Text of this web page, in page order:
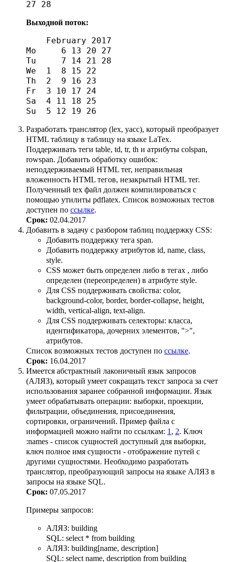
Выходной поток:
    February 2017
Mo     6 13 20 27
Tu     7 14 21 28
We  1  8 15 22
Th  2  9 16 23
Fr  3 10 17 24
Sa  4 11 18 25
Разработать транслятор (lex, yacc), который преобразует
HTML таблицу в таблицу на языке LaTex.
Поддерживать теги table, td, tr, th и атрибуты colspan,
rowspan. Добавить обработку ошибок:
неподдерживаемый HTML тег, неправильная
вложенность HTML тегов, незакрытый HTML тег.
Полученный tex файл должен компилироваться с
помощью утилиты pdflatex. Список возможных тестов
доступен по ссылке.
Срок: 02.04.2017
Добавить в задачу с разбором таблиц поддержку CSS:
Добавить поддержку тега span.
Добавить поддержку атрибутов id, name, class,
style.
CSS может быть определен либо в тегах , либо
определен (переопределен) в атрибуте style.
Для CSS поддерживать свойства: color,
background-color, border, border-collapse, height,
width, vertical-align, text-align.
Для CSS поддерживать селекторы: класса,
идентификатора, дочерних элементов, ">",
атрибутов.
Список возможных тестов доступен по ссылке.
Срок: 16.04.2017
Имеется абстрактный лаконичный язык запросов
(АЛЯЗ), который умеет сокращать текст запроса за счет
использования заранее собранной информации. Язык
умеет обрабатывать операции: выборки, проекции,
фильтрации, объединения, присоединения,
сортировки, ограничений. Пример файла с
информацией можно найти по ссылкам: 1, 2. Ключ
:names - список сущностей доступный для выборки,
ключ полное имя сущности - отображение путей с
другими сущностями. Необходимо разработать
транслятор, преобразующий запросы на языке АЛЯЗ в
запросы на языке SQL.
Срок: 07.05.2017
Примеры запросов:
АЛЯЗ: building
SQL: select * from building
АЛЯЗ: building[name, description]
SQL: select name, description from building